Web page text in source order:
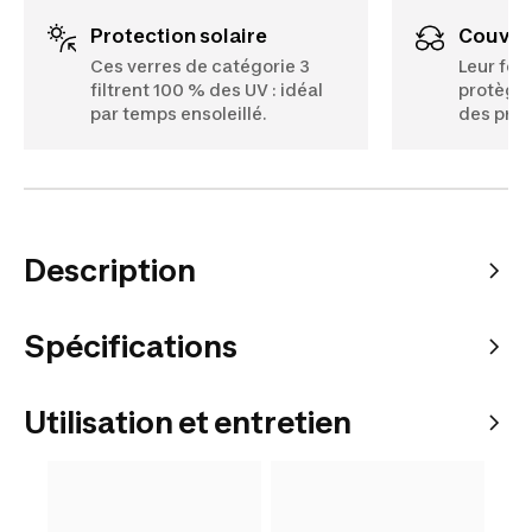
Protection solaire
Ces verres de catégorie 3
filtrent 100 % des UV : idéal
par temps ensoleillé.
Leur
protège
des
Description
Spécifications
Utilisation et entretien